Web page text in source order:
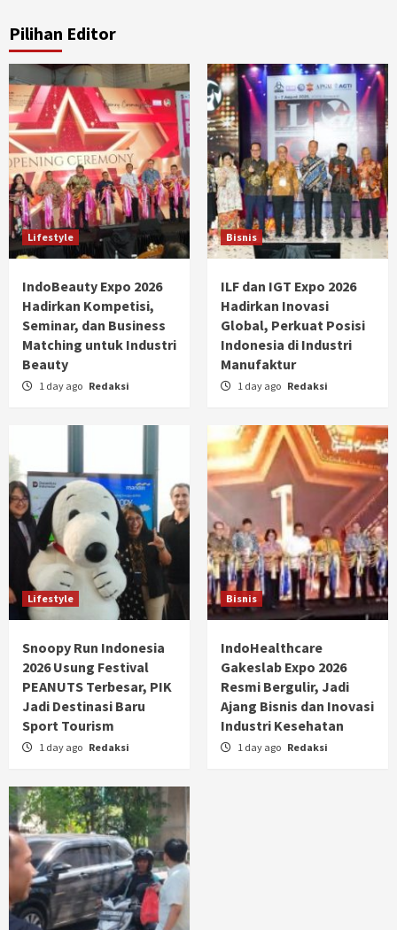
Pilihan Editor
Lifestyle
IndoBeauty Expo 2026
Hadirkan Kompetisi,
Seminar, dan Business
Matching untuk Industri
Beauty
1 day ago Redaksi
Bisnis
ILF dan IGT Expo 2026
Hadirkan Inovasi
Global, Perkuat Posisi
Indonesia di Industri
Manufaktur
1 day ago Redaksi
Lifestyle
Snoopy Run Indonesia
2026 Usung Festival
PEANUTS Terbesar, PIK
Jadi Destinasi Baru
Sport Tourism
1 day ago Redaksi
Bisnis
IndoHealthcare
Gakeslab Expo 2026
Resmi Bergulir, Jadi
Ajang Bisnis dan Inovasi
Industri Kesehatan
1 day ago Redaksi